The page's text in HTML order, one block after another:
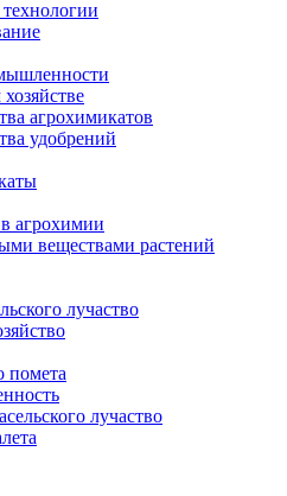
агрохимикатов
удобрений
агрохимии
веществами растений
лучаство
помета
лучаство